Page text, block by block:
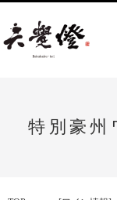
特別豪州